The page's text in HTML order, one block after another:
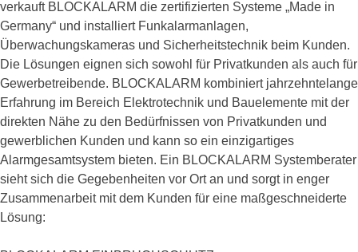
verkauft BLOCKALARM die zertifizierten Systeme „Made in
Germany“ und installiert Funkalarmanlagen,
Überwachungskameras und Sicherheitstechnik beim Kunden.
Die Lösungen eignen sich sowohl für Privatkunden als auch für
Gewerbetreibende. BLOCKALARM kombiniert jahrzehntelange
Erfahrung im Bereich Elektrotechnik und Bauelemente mit der
direkten Nähe zu den Bedürfnissen von Privatkunden und
gewerblichen Kunden und kann so ein einzigartiges
Alarmgesamtsystem bieten. Ein BLOCKALARM Systemberater
sieht sich die Gegebenheiten vor Ort an und sorgt in enger
Zusammenarbeit mit dem Kunden für eine maßgeschneiderte
Lösung: